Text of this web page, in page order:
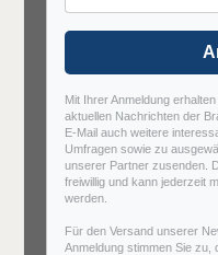
Mit Ihrer Anmeldung
aktuellen Nachrichten der
E-Mail auch weitere
Umfragen sowie zu
unserer Partner zusenden.
freiwillig und kann jederzeit
werden.
Für den Versand unserer
Anmeldung stimmen Sie zu,